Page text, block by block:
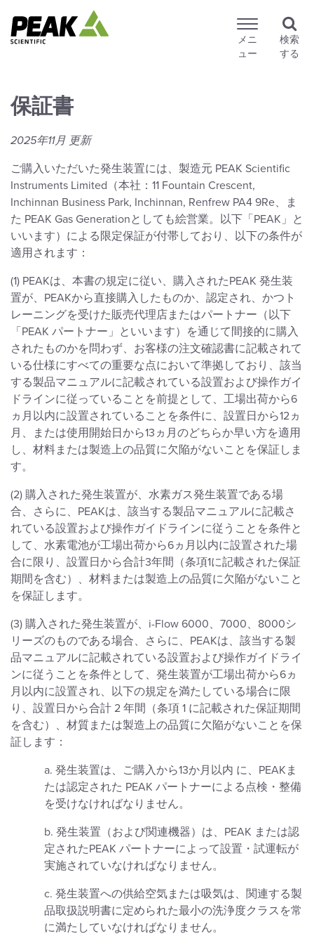
メニ
ュー
検索
する
保証書
2025年11月 更新
ご購入いただいた発生装置には、製造元 PEAK Scientific
Instruments Limited（本社：11 Fountain Crescent,
Inchinnan Business Park, Inchinnan, Renfrew PA4 9Re、ま
た PEAK Gas Generationとしても絵営業。以下「PEAK」と
いいます）による限定保証が付帯しており、以下の条件が
適用されます：
(1) PEAKは、本書の規定に従い、購入されたPEAK 発生装
置が、PEAKから直接購入したものか、認定され、かつト
レーニングを受けた販売代理店またはパートナー（以下
「PEAK パートナー」といいます）を通じて間接的に購入
されたものかを問わず、お客様の注文確認書に記載されて
いる仕様にすべての重要な点において準拠しており、該当
する製品マニュアルに記載されている設置および操作ガイ
ドラインに従っていることを前提として、工場出荷から6
ヵ月以内に設置されていることを条件に、設置日から12ヵ
月、または使用開始日から13ヵ月のどちらか早い方を適用
し、材料または製造上の品質に欠陥がないことを保証しま
す。
(2) 購入された発生装置が、水素ガス発生装置である場
合、さらに、PEAKは、該当する製品マニュアルに記載さ
れている設置および操作ガイドラインに従うことを条件と
して、水素電池が工場出荷から6ヵ月以内に設置された場
合に限り、設置日から合計3年間（条項1に記載された保証
期間を含む）、材料または製造上の品質に欠陥がないこと
を保証します。
(3) 購入された発生装置が、i-Flow 6000、7000、8000シ
リーズのものである場合、さらに、PEAKは、該当する製
品マニュアルに記載されている設置および操作ガイドライ
ンに従うことを条件として、発生装置が工場出荷から6ヵ
月以内に設置され、以下の規定を満たしている場合に限
り、設置日から合計 2 年間（条項 1 に記載された保証期間
を含む）、材質または製造上の品質に欠陥がないことを保
証します：
a. 発生装置は、ご購入から13か月以内 に、PEAKま
たは認定された PEAK パートナーによる点検・整備
を受けなければなりません。
b. 発生装置（および関連機器）は、PEAK または認
定されたPEAK パートナーによって設置・試運転が
実施されていなければなりません。
c. 発生装置への供給空気または吸気は、関連する製
品取扱説明書に定められた最小の洗浄度クラスを常
に満たしていなければなりません。